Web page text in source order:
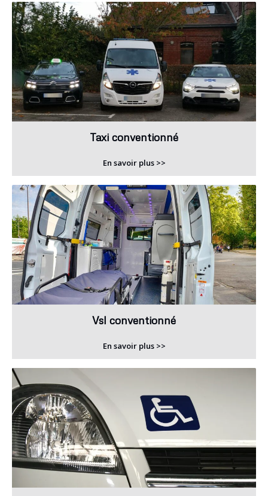
Taxi conventionné
En savoir plus >>
Vsl conventionné
En savoir plus >>